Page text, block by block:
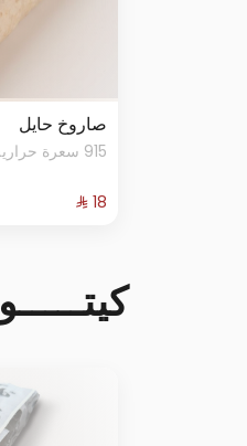
صاروخ حايل
915 سعرة حرارية
كيتـــــو